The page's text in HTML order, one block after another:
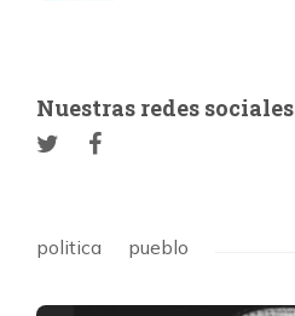
Nuestras redes sociales
politica pueblo